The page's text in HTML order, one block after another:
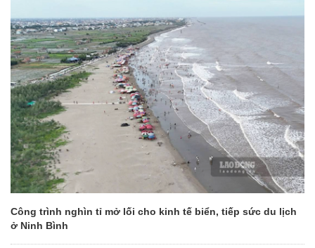
Công trình nghìn tỉ mở lối cho kinh tế biển, tiếp sức du lịch
ở Ninh Bình